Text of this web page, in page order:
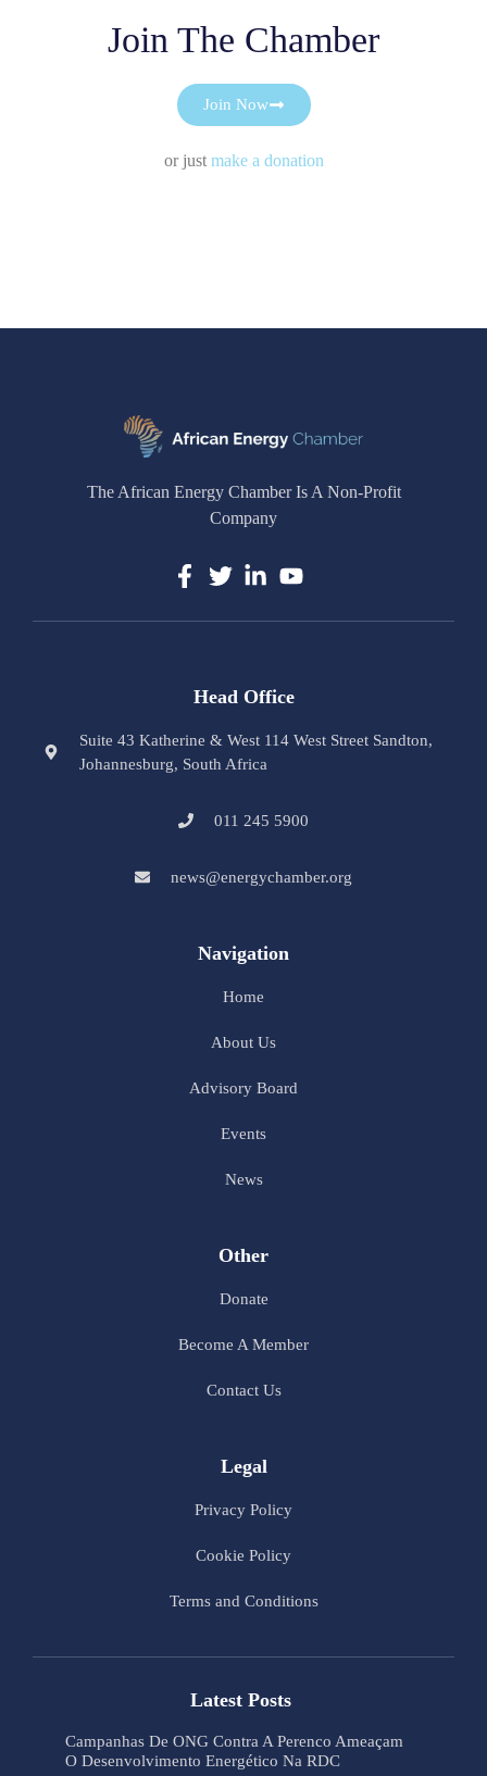
Join The Chamber
Join Now
or just make a donation
The African Energy Chamber Is A Non-Profit
Company
Head Office
Suite 43 Katherine & West 114 West Street Sandton,
Johannesburg, South Africa
011 245 5900
news@energychamber.org
Navigation
Home
About Us
Advisory Board
Events
News
Other
Donate
Become A Member
Contact Us
Legal
Privacy Policy
Cookie Policy
Terms and Conditions
Latest Posts
Campanhas De ONG Contra A Perenco Ameaçam
O Desenvolvimento Energético Na RDC